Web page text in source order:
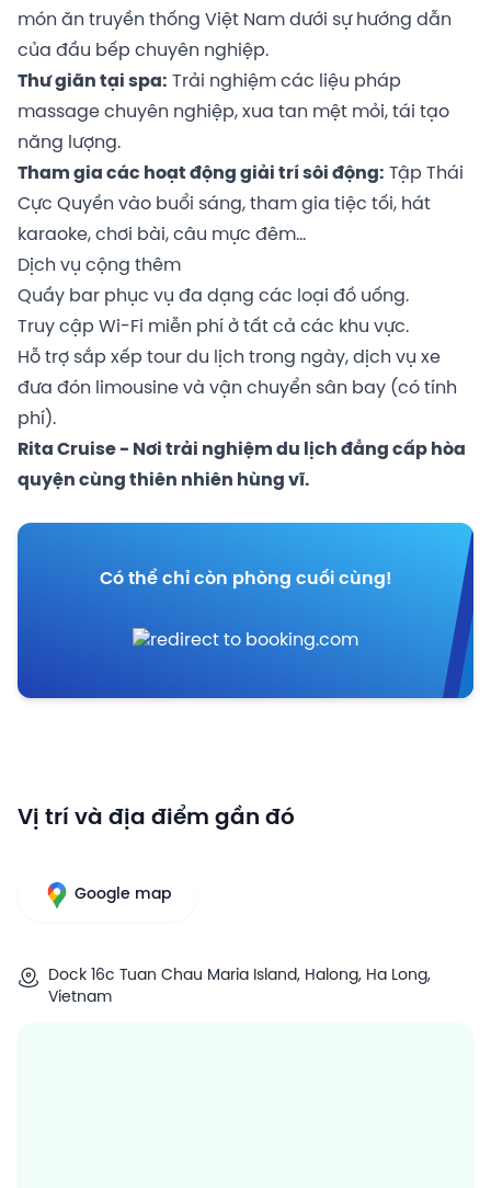
món ăn truyền thống Việt Nam dưới sự hướng dẫn
của đầu bếp chuyên nghiệp.
Thư giãn tại spa: Trải nghiệm các liệu pháp
massage chuyên nghiệp, xua tan mệt mỏi, tái tạo
năng lượng.
Tham gia các hoạt động giải trí sôi động: Tập Thái
Cực Quyền vào buổi sáng, tham gia tiệc tối, hát
karaoke, chơi bài, câu mực đêm...
Dịch vụ cộng thêm
Quầy bar phục vụ đa dạng các loại đồ uống.
Truy cập Wi-Fi miễn phí ở tất cả các khu vực.
Hỗ trợ sắp xếp tour du lịch trong ngày, dịch vụ xe
đưa đón limousine và vận chuyển sân bay (có tính
phí).
Rita Cruise - Nơi trải nghiệm du lịch đẳng cấp hòa
quyện cùng thiên nhiên hùng vĩ.
Có thể chỉ còn phòng cuối cùng!
Vị trí và địa điểm gần đó
Google map
Dock 16c Tuan Chau Maria Island, Halong, Ha Long,
Vietnam